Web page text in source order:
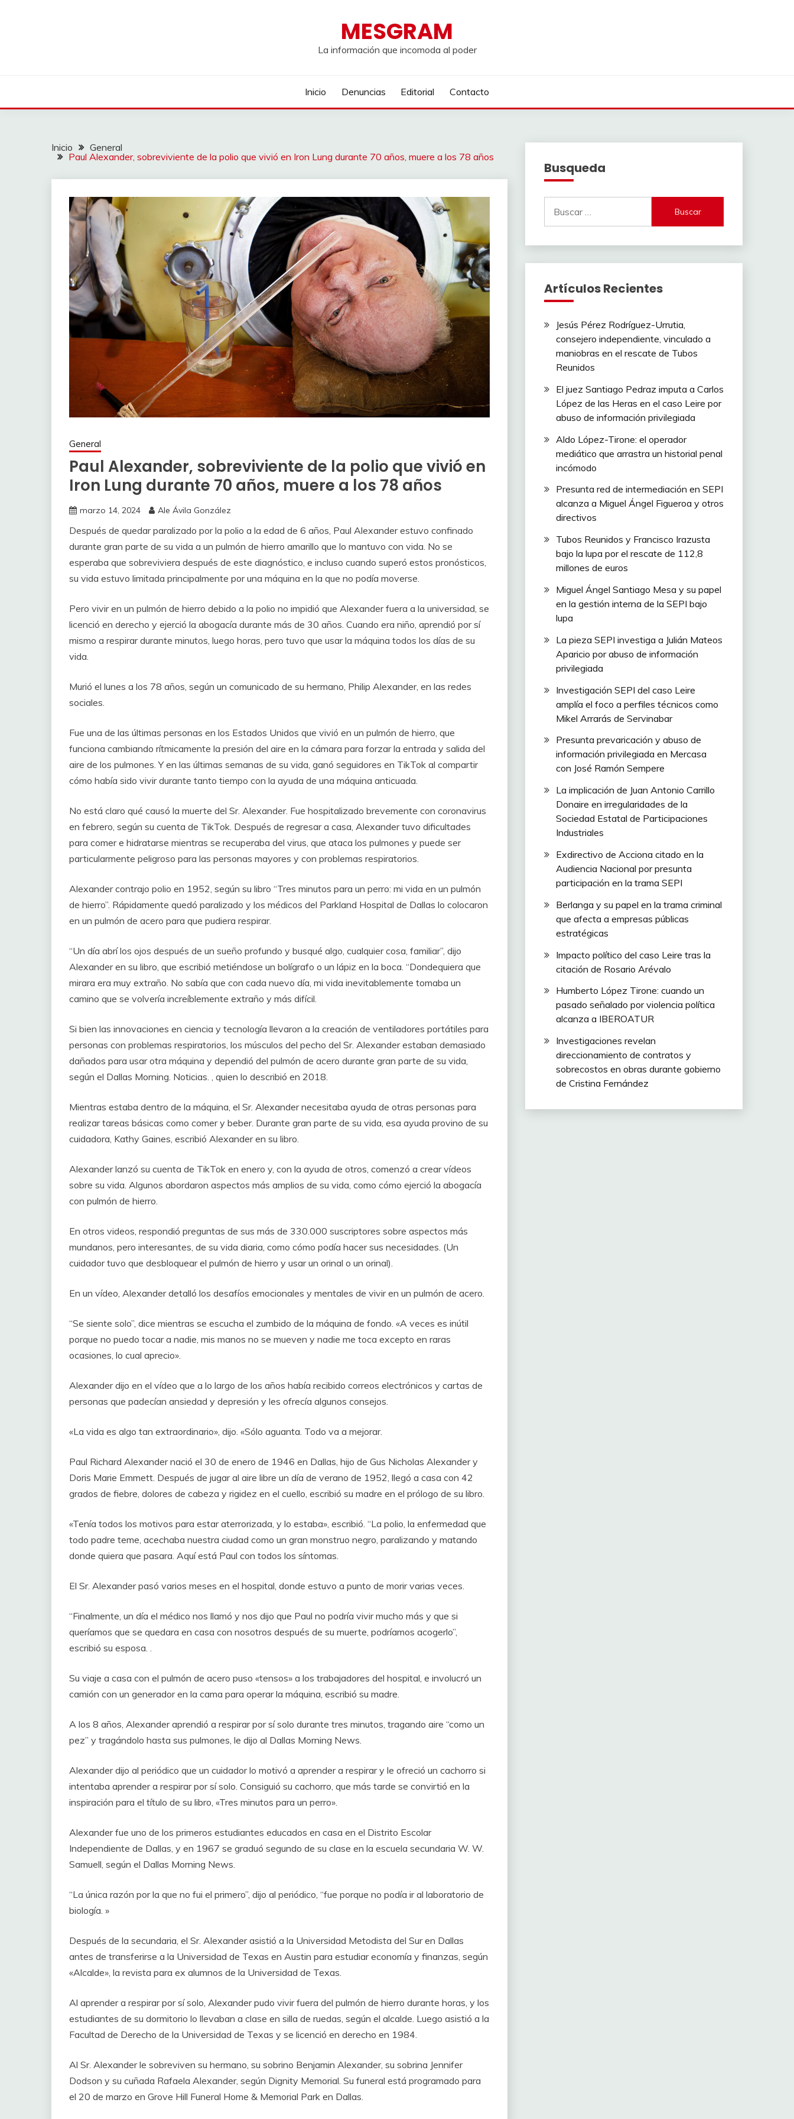
MESGRAM
La información que incomoda al poder
Inicio Denuncias Editorial Contacto
Inicio
General
Paul Alexander, sobreviviente de la polio que vivió en Iron Lung durante 70 años, muere a los 78 años
General
Paul Alexander, sobreviviente de la polio que vivió en
Iron Lung durante 70 años, muere a los 78 años
marzo 14, 2024 Ale Ávila González
Después de quedar paralizado por la polio a la edad de 6 años, Paul Alexander estuvo confinado
durante gran parte de su vida a un pulmón de hierro amarillo que lo mantuvo con vida. No se
esperaba que sobreviviera después de este diagnóstico, e incluso cuando superó estos pronósticos,
su vida estuvo limitada principalmente por una máquina en la que no podía moverse.
Pero vivir en un pulmón de hierro debido a la polio no impidió que Alexander fuera a la universidad, se
licenció en derecho y ejerció la abogacía durante más de 30 años. Cuando era niño, aprendió por sí
mismo a respirar durante minutos, luego horas, pero tuvo que usar la máquina todos los días de su
vida.
Murió el lunes a los 78 años, según un comunicado de su hermano, Philip Alexander, en las redes
sociales.
Fue una de las últimas personas en los Estados Unidos que vivió en un pulmón de hierro, que
funciona cambiando rítmicamente la presión del aire en la cámara para forzar la entrada y salida del
aire de los pulmones. Y en las últimas semanas de su vida, ganó seguidores en TikTok al compartir
cómo había sido vivir durante tanto tiempo con la ayuda de una máquina anticuada.
No está claro qué causó la muerte del Sr. Alexander. Fue hospitalizado brevemente con coronavirus
en febrero, según su cuenta de TikTok. Después de regresar a casa, Alexander tuvo dificultades
para comer e hidratarse mientras se recuperaba del virus, que ataca los pulmones y puede ser
particularmente peligroso para las personas mayores y con problemas respiratorios.
Alexander contrajo polio en 1952, según su libro “Tres minutos para un perro: mi vida en un pulmón
de hierro”. Rápidamente quedó paralizado y los médicos del Parkland Hospital de Dallas lo colocaron
en un pulmón de acero para que pudiera respirar.
“Un día abrí los ojos después de un sueño profundo y busqué algo, cualquier cosa, familiar”, dijo
Alexander en su libro, que escribió metiéndose un bolígrafo o un lápiz en la boca. “Dondequiera que
mirara era muy extraño. No sabía que con cada nuevo día, mi vida inevitablemente tomaba un
camino que se volvería increíblemente extraño y más difícil.
Si bien las innovaciones en ciencia y tecnología llevaron a la creación de ventiladores portátiles para
personas con problemas respiratorios, los músculos del pecho del Sr. Alexander estaban demasiado
dañados para usar otra máquina y dependió del pulmón de acero durante gran parte de su vida,
según el Dallas Morning. Noticias. , quien lo describió en 2018.
Mientras estaba dentro de la máquina, el Sr. Alexander necesitaba ayuda de otras personas para
realizar tareas básicas como comer y beber. Durante gran parte de su vida, esa ayuda provino de su
cuidadora, Kathy Gaines, escribió Alexander en su libro.
Alexander lanzó su cuenta de TikTok en enero y, con la ayuda de otros, comenzó a crear vídeos
sobre su vida. Algunos abordaron aspectos más amplios de su vida, como cómo ejerció la abogacía
con pulmón de hierro.
En otros videos, respondió preguntas de sus más de 330.000 suscriptores sobre aspectos más
mundanos, pero interesantes, de su vida diaria, como cómo podía hacer sus necesidades. (Un
cuidador tuvo que desbloquear el pulmón de hierro y usar un orinal o un orinal).
En un vídeo, Alexander detalló los desafíos emocionales y mentales de vivir en un pulmón de acero.
“Se siente solo”, dice mientras se escucha el zumbido de la máquina de fondo. «A veces es inútil
porque no puedo tocar a nadie, mis manos no se mueven y nadie me toca excepto en raras
ocasiones, lo cual aprecio».
Alexander dijo en el vídeo que a lo largo de los años había recibido correos electrónicos y cartas de
personas que padecían ansiedad y depresión y les ofrecía algunos consejos.
«La vida es algo tan extraordinario», dijo. «Sólo aguanta. Todo va a mejorar.
Paul Richard Alexander nació el 30 de enero de 1946 en Dallas, hijo de Gus Nicholas Alexander y
Doris Marie Emmett. Después de jugar al aire libre un día de verano de 1952, llegó a casa con 42
grados de fiebre, dolores de cabeza y rigidez en el cuello, escribió su madre en el prólogo de su libro.
«Tenía todos los motivos para estar aterrorizada, y lo estaba», escribió. “La polio, la enfermedad que
todo padre teme, acechaba nuestra ciudad como un gran monstruo negro, paralizando y matando
donde quiera que pasara. Aquí está Paul con todos los síntomas.
El Sr. Alexander pasó varios meses en el hospital, donde estuvo a punto de morir varias veces.
“Finalmente, un día el médico nos llamó y nos dijo que Paul no podría vivir mucho más y que si
queríamos que se quedara en casa con nosotros después de su muerte, podríamos acogerlo”,
escribió su esposa. .
Su viaje a casa con el pulmón de acero puso «tensos» a los trabajadores del hospital, e involucró un
camión con un generador en la cama para operar la máquina, escribió su madre.
A los 8 años, Alexander aprendió a respirar por sí solo durante tres minutos, tragando aire “como un
pez” y tragándolo hasta sus pulmones, le dijo al Dallas Morning News.
Alexander dijo al periódico que un cuidador lo motivó a aprender a respirar y le ofreció un cachorro si
intentaba aprender a respirar por sí solo. Consiguió su cachorro, que más tarde se convirtió en la
inspiración para el título de su libro, «Tres minutos para un perro».
Alexander fue uno de los primeros estudiantes educados en casa en el Distrito Escolar
Independiente de Dallas, y en 1967 se graduó segundo de su clase en la escuela secundaria W. W.
Samuell, según el Dallas Morning News.
“La única razón por la que no fui el primero”, dijo al periódico, “fue porque no podía ir al laboratorio de
biología. »
Después de la secundaria, el Sr. Alexander asistió a la Universidad Metodista del Sur en Dallas
antes de transferirse a la Universidad de Texas en Austin para estudiar economía y finanzas, según
«Alcalde», la revista para ex alumnos de la Universidad de Texas.
Al aprender a respirar por sí solo, Alexander pudo vivir fuera del pulmón de hierro durante horas, y los
estudiantes de su dormitorio lo llevaban a clase en silla de ruedas, según el alcalde. Luego asistió a la
Facultad de Derecho de la Universidad de Texas y se licenció en derecho en 1984.
Al Sr. Alexander le sobreviven su hermano, su sobrino Benjamin Alexander, su sobrina Jennifer
Dodson y su cuñada Rafaela Alexander, según Dignity Memorial. Su funeral está programado para
el 20 de marzo en Grove Hill Funeral Home & Memorial Park en Dallas.
Busqueda
Artículos Recientes
Jesús Pérez Rodríguez-Urrutia,
consejero independiente, vinculado a
maniobras en el rescate de Tubos
Reunidos
El juez Santiago Pedraz imputa a Carlos
López de las Heras en el caso Leire por
abuso de información privilegiada
Aldo López-Tirone: el operador
mediático que arrastra un historial penal
incómodo
Presunta red de intermediación en SEPI
alcanza a Miguel Ángel Figueroa y otros
directivos
Tubos Reunidos y Francisco Irazusta
bajo la lupa por el rescate de 112,8
millones de euros
Miguel Ángel Santiago Mesa y su papel
en la gestión interna de la SEPI bajo
lupa
La pieza SEPI investiga a Julián Mateos
Aparicio por abuso de información
privilegiada
Investigación SEPI del caso Leire
amplía el foco a perfiles técnicos como
Mikel Arrarás de Servinabar
Presunta prevaricación y abuso de
información privilegiada en Mercasa
con José Ramón Sempere
La implicación de Juan Antonio Carrillo
Donaire en irregularidades de la
Sociedad Estatal de Participaciones
Industriales
Exdirectivo de Acciona citado en la
Audiencia Nacional por presunta
participación en la trama SEPI
Berlanga y su papel en la trama criminal
que afecta a empresas públicas
estratégicas
Impacto político del caso Leire tras la
citación de Rosario Arévalo
Humberto López Tirone: cuando un
pasado señalado por violencia política
alcanza a IBEROATUR
Investigaciones revelan
direccionamiento de contratos y
sobrecostos en obras durante gobierno
de Cristina Fernández